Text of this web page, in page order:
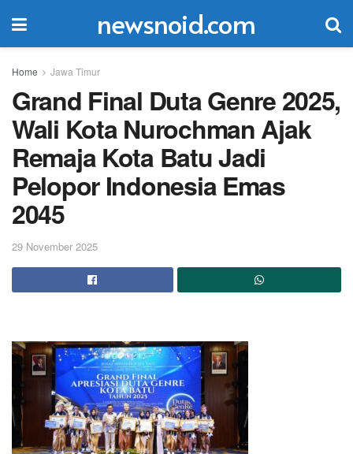
newsnoid.com
Home Jawa Timur
Grand Final Duta Genre 2025,
Wali Kota Nurochman Ajak
Remaja Kota Batu Jadi
Pelopor Indonesia Emas
2045
29 November 2025